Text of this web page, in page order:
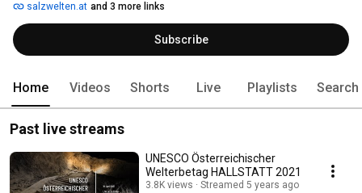
salzwelten.at and 3 more links
Subscribe
Home Videos Shorts Live Playlists Search
Past live streams
UNESCO Österreichischer
Welterbetag HALLSTATT 2021
3.8K views Streamed 5 years ago